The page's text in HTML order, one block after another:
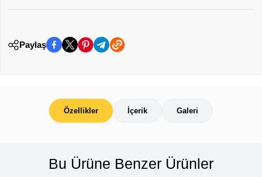
Paylaş
Özellikler İçerik Galeri
Bu Ürüne Benzer Ürünler